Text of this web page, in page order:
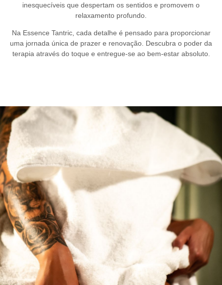
inesquecíveis que despertam os sentidos e promovem o
relaxamento profundo.
Na Essence Tantric, cada detalhe é pensado para proporcionar
uma jornada única de prazer e renovação. Descubra o poder da
terapia através do toque e entregue-se ao bem-estar absoluto.